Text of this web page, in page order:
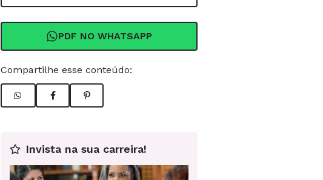
PDF NO WHATSAPP
Compartilhe esse conteúdo:
Invista na sua carreira!